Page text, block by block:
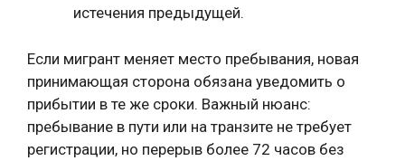
истечения предыдущей.
Если мигрант меняет место пребывания, новая
принимающая сторона обязана уведомить о
прибытии в те же сроки. Важный нюанс:
пребывание в пути или на транзите не требует
регистрации, но перерыв более 72 часов без